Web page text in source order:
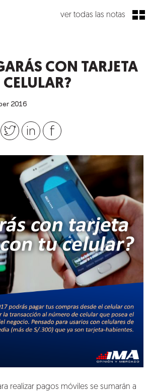
ver todas las notas
CON TARJETA
2016
realizar pagos móviles se sumarán a